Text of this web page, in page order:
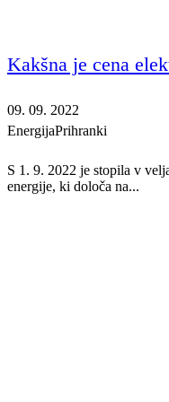
Kakšna je cena
09. 09. 2022
EnergijaPrihranki
S 1. 9. 2022 je stopila v
energije, ki določa na...